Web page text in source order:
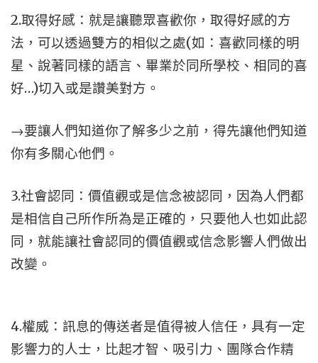
2.取得好感：就是讓聽眾喜歡你，取得好感的方
法，可以透過雙方的相似之處(如：喜歡同樣的明
星、說著同樣的語言、畢業於同所學校、相同的喜
好…)切入或是讚美對方。
→要讓人們知道你了解多少之前，得先讓他們知道
你有多關心他們。
3.社會認同：價值觀或是信念被認同，因為人們都
是相信自己所作所為是正確的，只要他人也如此認
同，就能讓社會認同的價值觀或信念影響人們做出
改變。
4.權威：訊息的傳送者是值得被人信任，具有一定
影響力的人士，比起才智、吸引力、團隊合作精